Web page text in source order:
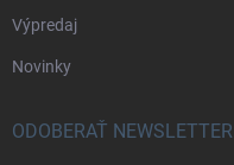
Výpredaj
Novinky
ODOBERAŤ NEWSLETTER